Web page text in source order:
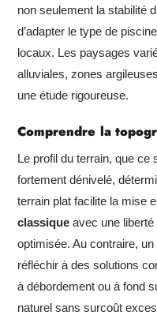
non seulement la stabilité
d’adapter le type de
locaux. Les paysages
alluviales, zones
une étude rigoureuse.
Comprendre la
Le profil du terrain, que ce
fortement dénivelé,
terrain plat facilite la mise
classique avec une
optimisée. Au contraire,
réfléchir à des solutions
à débordement ou à fond
naturel sans surcoût